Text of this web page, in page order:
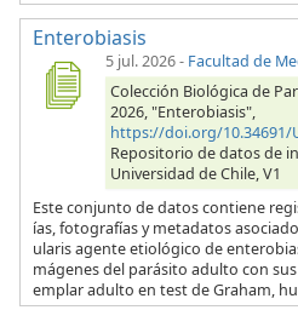
Enterobiasis
5 jul. 2026- Facultad de
Colección Biológica de
2026, "Enterobiasis",
https://doi.org/10.34691/
Repositorio de datos de
Universidad de Chile, V1
Este conjunto de datos contiene
ías, fotografías y metadatos
ularis agente etiológico de
mágenes del parásito adulto con
emplar adulto en test de Graham,